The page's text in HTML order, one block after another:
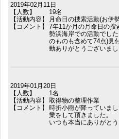
2019年02月11日
【人数】
19名
【活動内容】
月命日の捜索活動(お伊
【コメント】
7年11か月の月命日の捜
勢浜海岸での活動でし
のものも含めて74点)見
動ありがとうございまし
2019年01月20日
【人数】
1名
【活動内容】
取得物の整理作業
【コメント】
時折小雨が降っていま
業をして頂きました。
いつも本当にありがとう